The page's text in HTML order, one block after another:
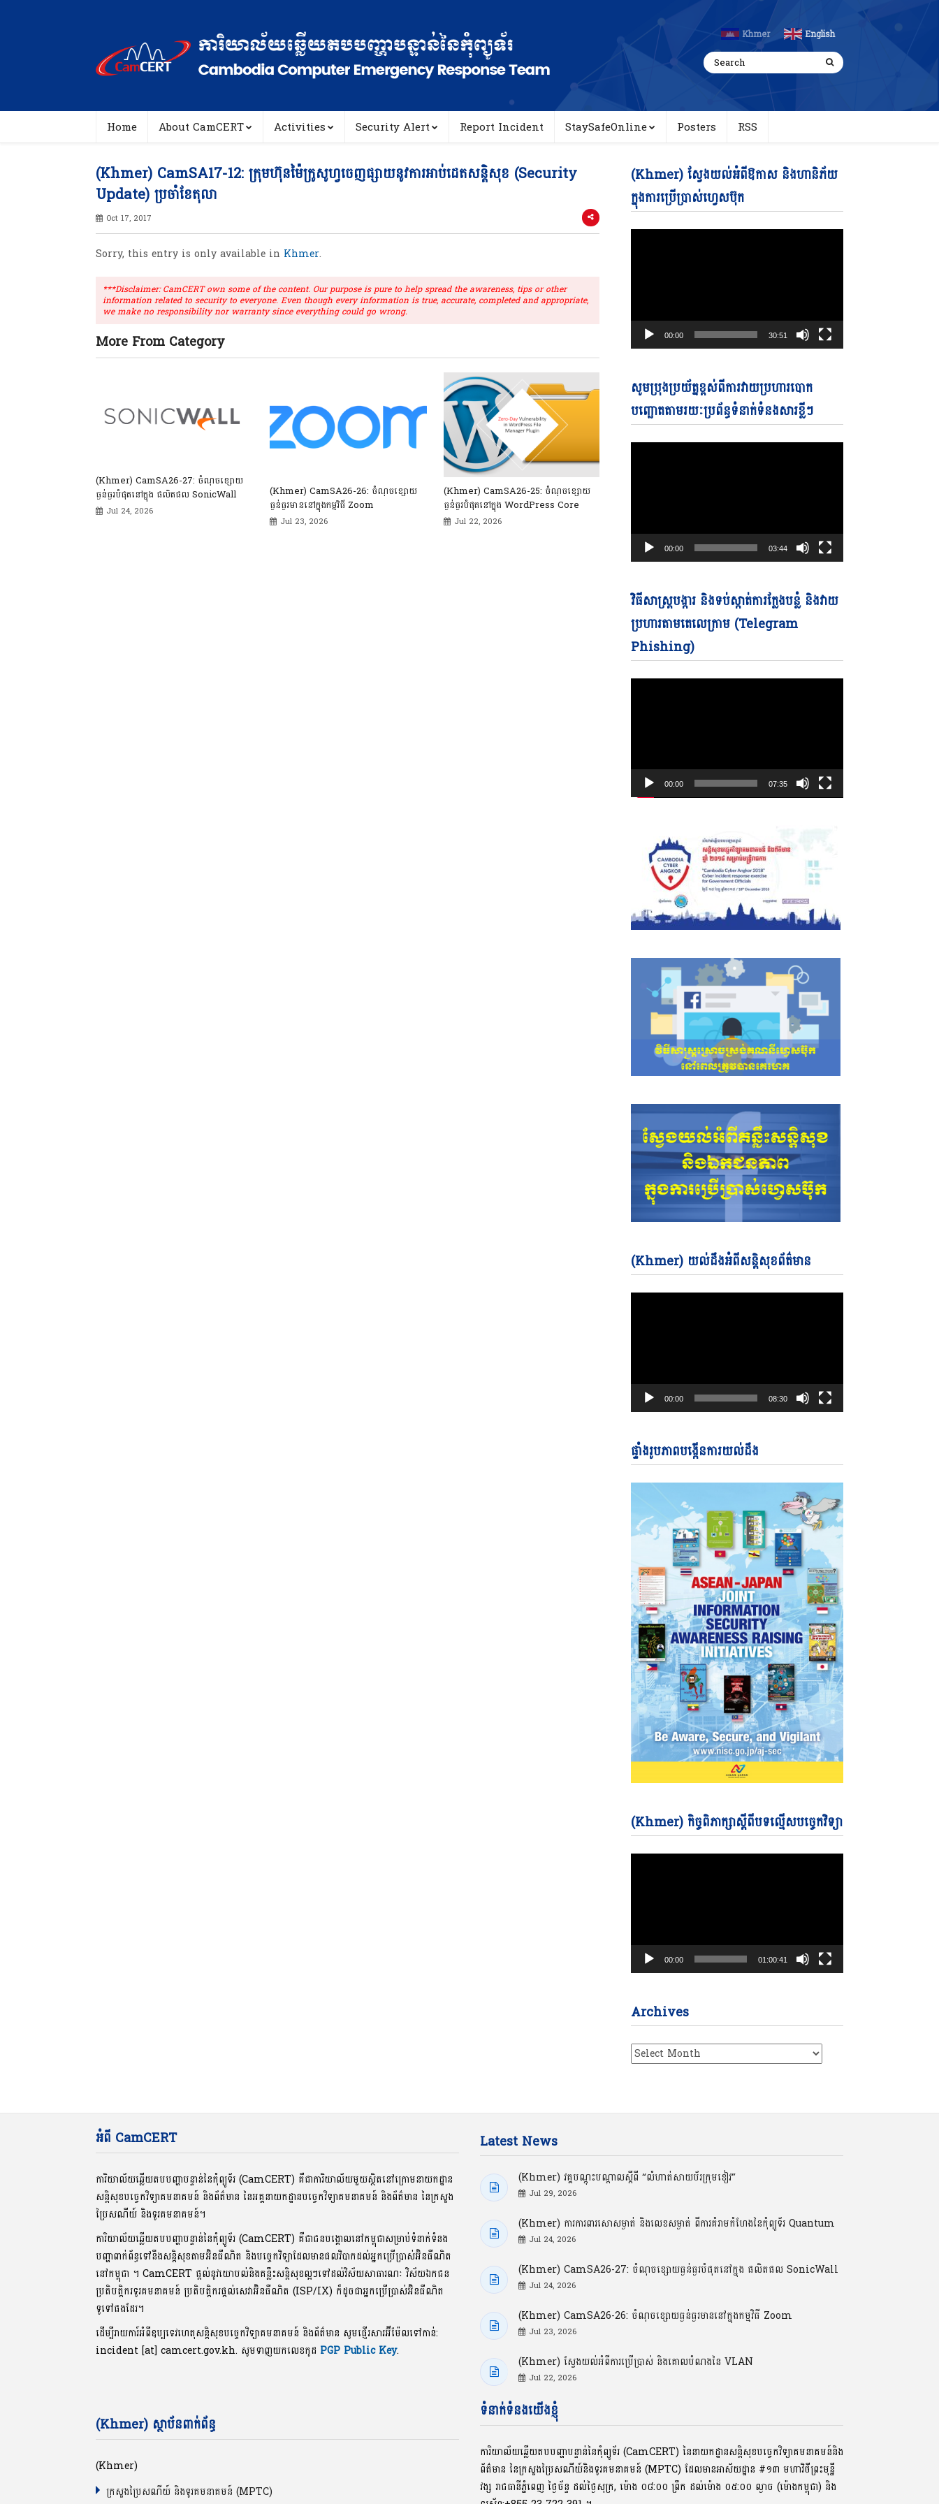
Khmer English
Home About CamCERT Activities Security Alert Report Incident StaySafeOnline Posters RSS
(Khmer) CamSA17-12: ក្រុមហ៊ុនម៉ៃក្រូសូហ្វចេញផ្សាយនូវការអាប់ដេតសន្តិសុខ (Security
Update) ប្រចាំខែតុលា
Oct 17, 2017
Sorry, this entry is only available in Khmer.
***Disclaimer: CamCERT own some of the content. Our purpose is pure to help spread the awareness, tips or other
information related to security to everyone. Even though every information is true, accurate, completed and appropriate,
we make no responsibility nor warranty since everything could go wrong.
More From Category
(Khmer) CamSA26-27: ចំណុចខ្សោយ
ធ្ងន់ធ្ងរបំផុតនៅក្នុង ផលិតផល SonicWall
Jul 24, 2026
(Khmer) CamSA26-26: ចំណុចខ្សោយ
ធ្ងន់ធ្ងរមាននៅក្នុងកម្មវិធី Zoom
Jul 23, 2026
(Khmer) CamSA26-25: ចំណុចខ្សោយ
ធ្ងន់ធ្ងរបំផុតនៅក្នុង WordPress Core
Jul 22, 2026
(Khmer) ស្វែងយល់អំពីឱកាស និងហានិភ័យ
ក្នុងការប្រើប្រាស់ហ្វេសប៊ុក
00:00 30:51
សូមប្រុងប្រយ័ត្នខ្ពស់ពីការវាយប្រហារបោក
បញ្ឆោតតាមរយៈប្រព័ន្ធទំនាក់ទំនងសារខ្លីៗ
00:00 03:44
វិធីសាស្ត្របង្ការ និងទប់ស្កាត់ការក្លែងបន្លំ និងវាយ
ប្រហារតាមតេលេក្រាម (Telegram
Phishing)
00:00 07:35
(Khmer) យល់ដឹងអំពីសន្តិសុខព័ត៌មាន
Player
00:00 08:30
ផ្ទាំងរូបភាពបង្កើនការយល់ដឹង
(Khmer) កិច្ចពិភាក្សាស្តីពីបទល្មើសបច្ចេកវិទ្យាVideo
Player
00:00 01:00:41
Archives
Archives
អំពី CamCERT
ការិយាល័យឆ្លើយតបបញ្ហាបន្ទាន់នៃកុំព្យូទ័រ (CamCERT) គឺជាការិយាល័យមួយស្ថិតនៅក្រោមនាយកដ្ឋាន
សន្តិសុខបច្ចេកវិទ្យាគមនាគមន៍ និងព័ត៌មាន នៃអគ្គនាយកដ្ឋានបច្ចេកវិទ្យាគមនាគមន៍ និងព័ត៌មាន នៃក្រសួង
ប្រៃសណីយ៍ និងទូរគមនាគមន៍។
ការិយាល័យឆ្លើយតបបញ្ហាបន្ទាន់នៃកុំព្យូទ័រ (CamCERT) គឺជាជនបង្គោលនៅកម្ពុជាសម្រាប់ទំនាក់ទំនង
បញ្ហាពាក់ព័ន្ធទៅនឹងសន្តិសុខតាមអ៊ិនធឺណិត និងបច្ចេកវិទ្យាដែលមានផលវិបាកដល់អ្នកប្រើប្រាស់អ៊ិនធឺណិត
នៅកម្ពុជា ។ CamCERT ផ្តល់នូវយោបល់និងគន្លឹះសន្តិសុខល្អៗទៅដល់វិស័យសាធារណៈ វិស័យឯកជន
ប្រតិបត្តិករទូរគមនាគមន៍ ប្រតិបត្តិករផ្តល់សេវាអ៊ិនធឺណិត (ISP/IX) ក៏ដូចជាអ្នកប្រើប្រាស់អ៊ិនធឺណិត
ទូទៅផងដែរ។
ដើម្បីរាយការ៍អំពីឧប្បទេវហេតុសន្តិសុខបច្ចេកវិទ្យាគមនាគមន៍ និងព័ត៌មាន សូមផ្ញើរសារអ៊ីម៉ែលទៅកាន់:
incident [at] camcert.gov.kh. សូមទាញយកលេខកូដ PGP Public Key.
(Khmer) ស្ថាប័នពាក់ព័ន្ធ
(Khmer)
ក្រសួងប្រៃសណីយ៍ និងទូរគមនាគមន៍ (MPTC)
Latest News
(Khmer) វគ្គបណ្ដុះបណ្ដាលស្ដីពី “លំហាត់សាយប័រក្រុមខៀវ”
Jul 29, 2026
(Khmer) ការការពារសោសម្ងាត់ និងលេខសម្ងាត់ ពីការគំរាមកំហែងនៃកុំព្យូទ័រ Quantum
Jul 24, 2026
(Khmer) CamSA26-27: ចំណុចខ្សោយធ្ងន់ធ្ងរបំផុតនៅក្នុង ផលិតផល SonicWall
Jul 24, 2026
(Khmer) CamSA26-26: ចំណុចខ្សោយធ្ងន់ធ្ងរមាននៅក្នុងកម្មវិធី Zoom
Jul 23, 2026
(Khmer) ស្វែងយល់អំពីការប្រើប្រាស់ និងគោលបំណងនៃ VLAN
Jul 22, 2026
ទំនាក់ទំនងយើងខ្ញុំ
ការិយាល័យឆ្លើយតបបញ្ហាបន្ទាន់នៃកុំព្យូទ័រ (CamCERT) នៃនាយកដ្ឋានសន្តិសុខបច្ចេកវិទ្យាគមនាគមន៍និង
ព័ត៌មាន នៃក្រសួងប្រៃសណីយ៍និងទូរគមនាគមន៍ (MPTC) ដែលមានអាស័យដ្ឋាន #១៣ មហាវិថីព្រះមុនី្ន
វង្ស រាជធានីភ្នំពេញ ថ្ងៃច័ន្ទ ដល់ថ្ងៃសុក្រ, ម៉ោង ០៨:០០ ​ព្រឹក ដល់ម៉ោង ០៥:០០ ល្ងាច (ម៉ោងកម្ពុជា) និង